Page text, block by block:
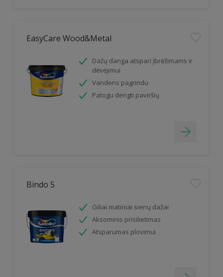
EasyCare Wood&Metal
Dažų danga atspari įbrėžimams ir
dėvėjimui
Vandens pagrindu
Patogu dengti paviršių
Bindo 5
Giliai matiniai sienų dažai
Aksominis prisilietimas
Atsparumas plovimui